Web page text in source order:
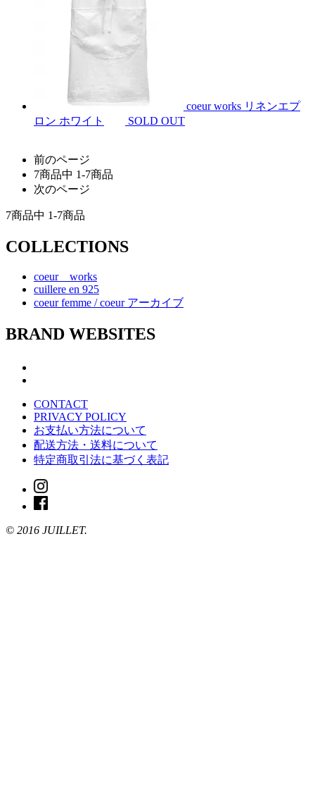
coeur works リネンエプ
ロン ホワイト
SOLD OUT
前のページ
7商品中 1-7商品
次のページ
7商品中 1-7商品
COLLECTIONS
coeur works
cuillere en 925
coeur femme / coeur アーカイブ
BRAND WEBSITES
CONTACT
PRIVACY POLICY
お支払い方法について
配送方法・送料について
特定商取引法に基づく表記
© 2016 JUILLET.